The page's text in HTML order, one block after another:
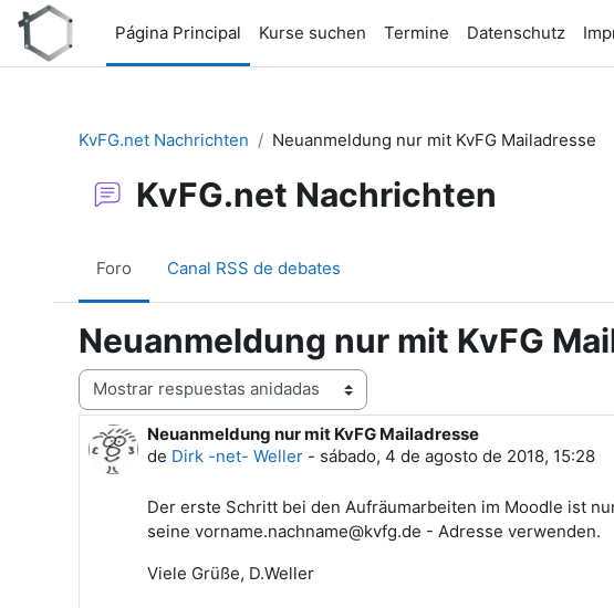
Salta al contenido principal
Página Principal
Kurse suchen Termine Datenschutz
KvFG.net Nachrichten
Neuanmeldung nur mit KvFG Mailadresse
KvFG.net Nachrichten
Foro Canal RSS de debates
Neuanmeldung nur mit KvFG
Mostrar modo
Neuanmeldung nur mit KvFG Mailadresse
de Dirk -net- Weller - sábado, 4 de agosto de 2018, 15:28
Número de respuestas: 0
Der erste Schritt bei den Aufräumarbeiten im Moodle ist
seine vorname.nachname@kvfg.de - Adresse verwenden.
Viele Grüße, D.Weller